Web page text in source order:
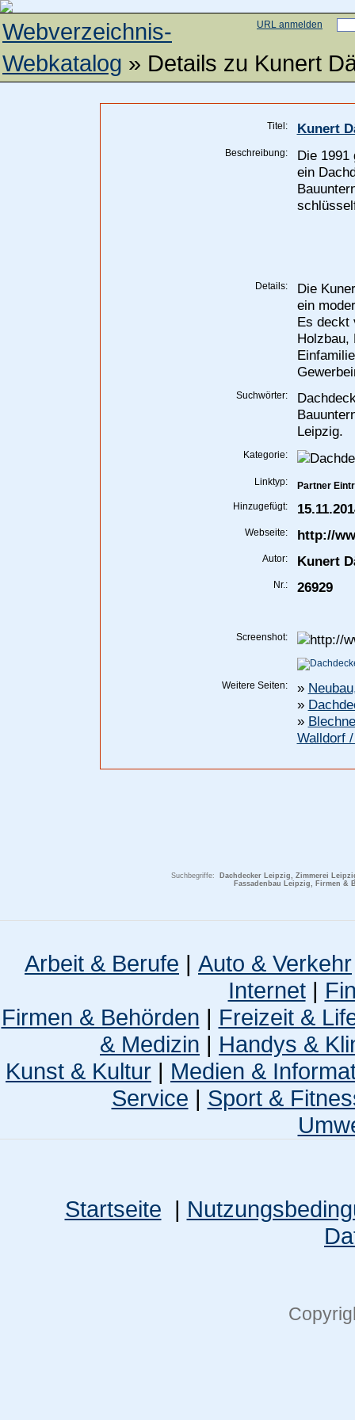
URL anmelden
Webverzeichnis-
Webkatalog » Details zu Kunert
Titel: Kunert
Beschreibung:
Die 1991
ein
Details:
Die
ein
Es deckt
Holzbau,
Suchwörter:
Leipzig.
Kategorie:
Linktyp:
Partner
Hinzugefügt:
Webseite: http://
Autor: Kunert
Nr.: 26929
Screenshot:
Weitere Seiten: »
»
»
Walldorf
Suchbegriffe:
Dachdecker Leipzig, Zimmerei
Fassadenbau Leipzig, Firmen &
Arbeit & Berufe | Auto & Verkehr
Internet|
Firmen & Behörden | Freizeit &
& Medizin | Handys &
Kunst & Kultur | Medien &
Service | Sport &
Startseite |